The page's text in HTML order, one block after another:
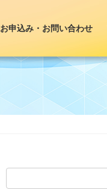
お申込み・お問い合わせ